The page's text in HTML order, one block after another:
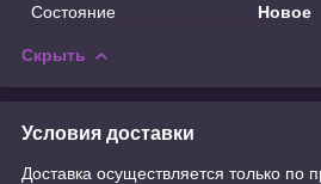
Состояние
Новое
Скрыть
Условия доставки
Доставка осуществляется только по